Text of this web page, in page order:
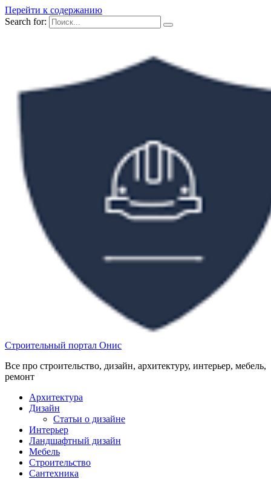
Перейти к содержанию
Search for:
Строительный портал Онис
Все про строительство, дизайн, архитектуру, интерьер, мебель,
ремонт
Архитектура
Дизайн
Статьи о дизайне
Интерьер
Ландшафтный дизайн
Мебель
Строительство
Сантехника